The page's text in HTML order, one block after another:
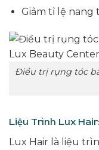
Giảm tỉ lệ nang
Điều trị rụng tóc
Liệu Trình Lux Hair:
Lux Hair là liệu